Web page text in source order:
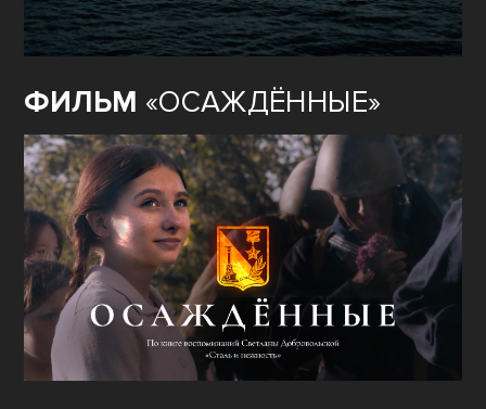
ФИЛЬМ «ОСАЖДЁННЫЕ»